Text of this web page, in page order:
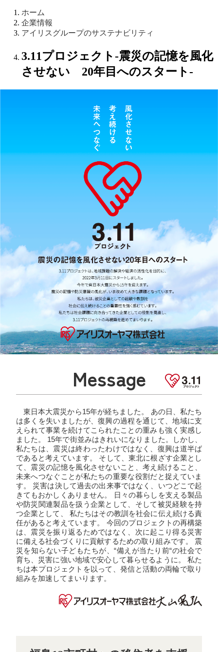
ホーム
企業情報
アイリスグループのサステナビリティ
3.11プロジェクト-震災の記憶を風化
させない 20年目へのスタート-
Message
東日本大震災から15年が経ちました。 あの日、私たち
は多くを失いましたが、復興の過程を通じて、地域に支
えられて事業を続けてこられたことの重みも強く実感し
ました。 15年で街並みはきれいになりました。しかし、
私たちは、震災は終わったわけではなく、復興は道半ば
であると考えています。 そして、東北に根ざす企業とし
て、震災の記憶を風化させないこと、考え続けること、
未来へつなぐことが私たちの重要な役割だと捉えていま
す。 災害は決して過去の出来事ではなく、いつどこで起
きてもおかしくありません。 日々の暮らしを支える製品
や防災関連製品を扱う企業として、そして被災経験を持
つ企業として、 私たちはその教訓を社会に伝え続ける責
任があると考えています。 今回のプロジェクトの再構築
は、震災を振り返るためではなく、次に起こり得る災害
に備える社会づくりに貢献するための取り組みです。 震
災を知らない子どもたちが、“備えが当たり前“の社会で
育ち、災害に強い地域で安心して暮らせるように。 私た
ちは本プロジェクトを以って、発信と活動の両輪で取り
組みを加速してまいります。